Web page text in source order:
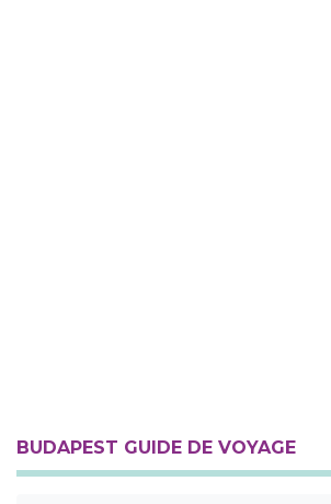
BUDAPEST GUIDE DE VOYAGE